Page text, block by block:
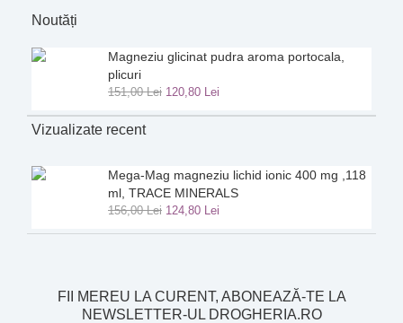
Noutăți
Magneziu glicinat pudra aroma portocala,
plicuri
151,00Lei 120 80 Lei
Vizualizate recent
Mega-Mag magneziu lichid ionic 400 mg ,118
ml, TRACE MINERALS
156,00Lei 124 80 Lei
FII MEREU LA CURENT, ABONEAZĂ-TE LA
NEWSLETTER-UL DROGHERIA.RO